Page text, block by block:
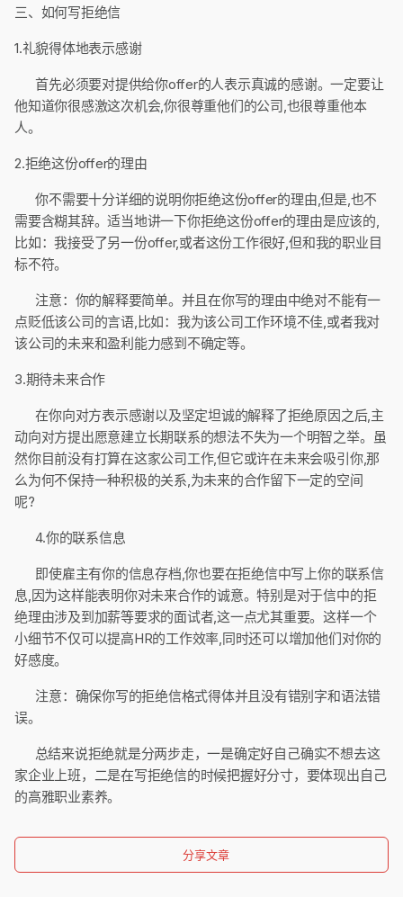
三、如何写拒绝信
1.礼貌得体地表示感谢
首先必须要对提供给你offer的人表示真诚的感谢。一定要让
他知道你很感激这次机会,你很尊重他们的公司,也很尊重他本
人。
2.拒绝这份offer的理由
你不需要十分详细的说明你拒绝这份offer的理由,但是,也不
需要含糊其辞。适当地讲一下你拒绝这份offer的理由是应该的,
比如：我接受了另一份offer,或者这份工作很好,但和我的职业目
标不符。
注意：你的解释要简单。并且在你写的理由中绝对不能有一
点贬低该公司的言语,比如：我为该公司工作环境不佳,或者我对
该公司的未来和盈利能力感到不确定等。
3.期待未来合作
在你向对方表示感谢以及坚定坦诚的解释了拒绝原因之后,主
动向对方提出愿意建立长期联系的想法不失为一个明智之举。虽
然你目前没有打算在这家公司工作,但它或许在未来会吸引你,那
么为何不保持一种积极的关系,为未来的合作留下一定的空间
呢?
4.你的联系信息
即使雇主有你的信息存档,你也要在拒绝信中写上你的联系信
息,因为这样能表明你对未来合作的诚意。特别是对于信中的拒
绝理由涉及到加薪等要求的面试者,这一点尤其重要。这样一个
小细节不仅可以提高HR的工作效率,同时还可以增加他们对你的
好感度。
注意：确保你写的拒绝信格式得体并且没有错别字和语法错
误。
总结来说拒绝就是分两步走，一是确定好自己确实不想去这
家企业上班，二是在写拒绝信的时候把握好分寸，要体现出自己
的高雅职业素养。
分享文章